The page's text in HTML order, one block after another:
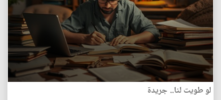
لو طويت لنا.. جريدة